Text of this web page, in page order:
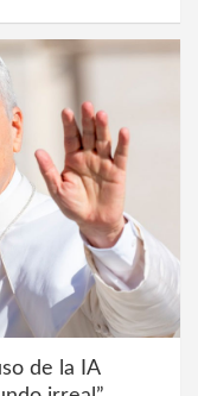
de la IA